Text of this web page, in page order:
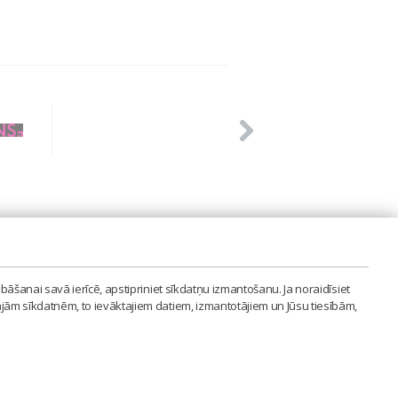
savā ierīcē, apstipriniet sīkdatņu izmantošanu. Ja noraidīsiet
sīkdatnēm, to ievāktajiem datiem, izmantotājiem un Jūsu tiesībām,